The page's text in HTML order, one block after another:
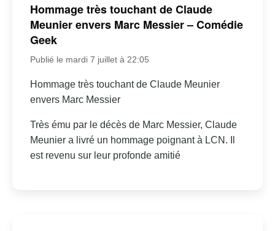
Hommage très touchant de Claude
Meunier envers Marc Messier – Comédie
Geek
Publié le mardi 7 juillet à 22:05
Hommage très touchant de Claude Meunier
envers Marc Messier
Très ému par le décès de Marc Messier, Claude
Meunier a livré un hommage poignant à LCN. Il
est revenu sur leur profonde amitié